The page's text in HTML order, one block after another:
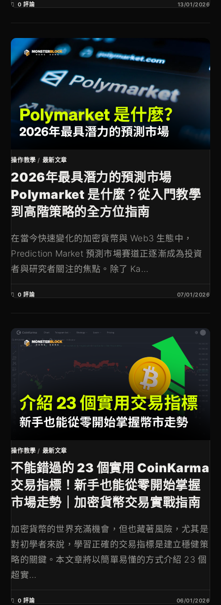
0 評論 13/01/2026
操作教學 / 最新文章
2026年最具潛力的預測市場
Polymarket 是什麼？從入門教學
到高階策略的全方位指南
在當今快速變化的加密貨幣與 Web3 生態中，
Prediction Market 預測市場賽道正逐漸成為投資
者與研究者關注的焦點。除了 Ka...
0 評論 07/01/2026
操作教學 / 最新文章
不能錯過的 23 個實用 CoinKarma
交易指標！新手也能從零開始掌握
市場走勢｜加密貨幣交易實戰指南
加密貨幣的世界充滿機會，但也藏著風險，尤其是
對初學者來說，學習正確的交易指標是建立穩健策
略的關鍵。本文章將以簡單易懂的方式介紹 23 個
超實...
0 評論 06/01/2026